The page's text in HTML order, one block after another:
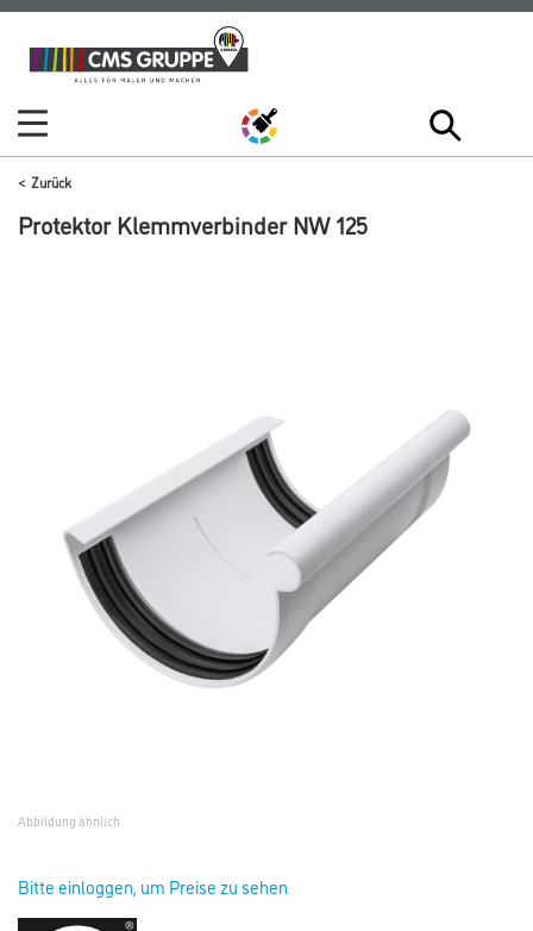
Zum
Inhalt
Zum
Navigationsmenü
Zurück
Protektor Klemmverbinder NW 125
Abbildung ähnlich
Bitte einloggen, um Preise zu sehen